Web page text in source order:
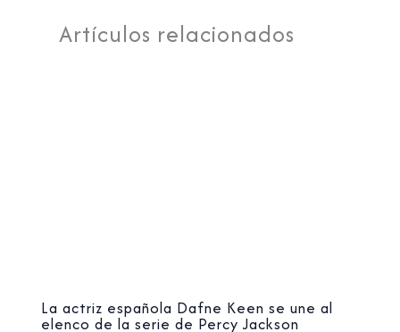
Artículos relacionados
La actriz española Dafne Keen se une al
elenco de la serie de Percy Jackson